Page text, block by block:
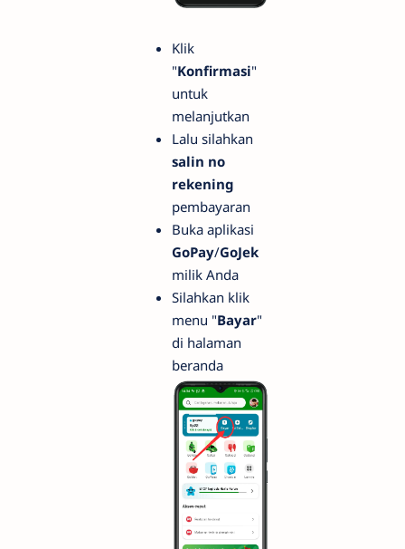
Klik
"Konfirmasi"
untuk
melanjutkan
Lalu silahkan
salin no
rekening
pembayaran
Buka aplikasi
GoPay/GoJek
milik Anda
Silahkan klik
menu "Bayar"
di halaman
beranda